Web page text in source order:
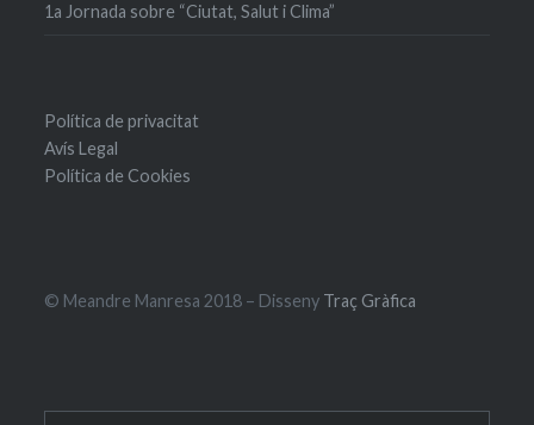
1a Jornada sobre “Ciutat, Salut i Clima”
Política de privacitat
Avís Legal
Política de Cookies
© Meandre Manresa 2018 – Disseny Traç Gràfica